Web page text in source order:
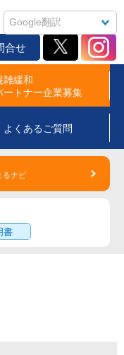
合せ
雑緩和
ートナー企業募集
よくあるご質問
るナビ
書